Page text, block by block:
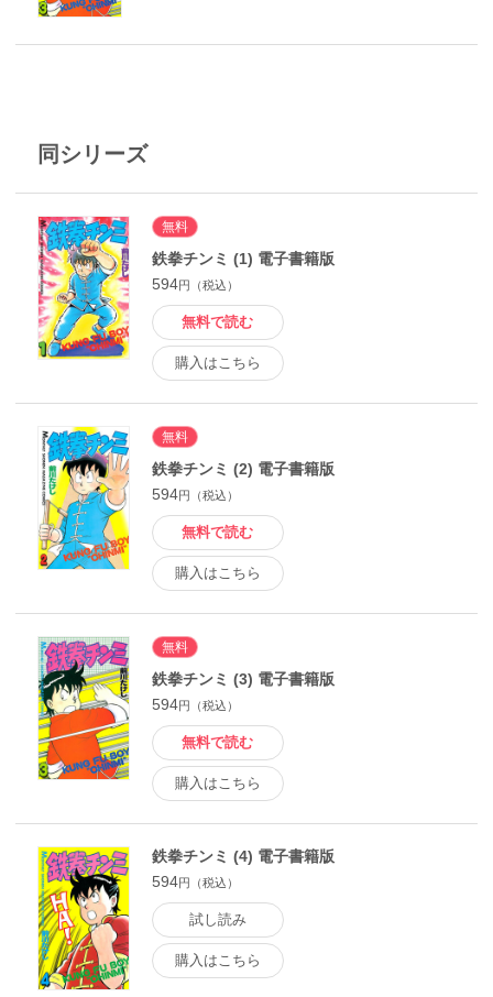
同シリーズ
無料
鉄拳チンミ (1) 電子書籍版
594円（税込）
無料で読む
購入はこちら
無料
鉄拳チンミ (2) 電子書籍版
594円（税込）
無料で読む
購入はこちら
無料
鉄拳チンミ (3) 電子書籍版
594円（税込）
無料で読む
購入はこちら
鉄拳チンミ (4) 電子書籍版
594円（税込）
試し読み
購入はこちら